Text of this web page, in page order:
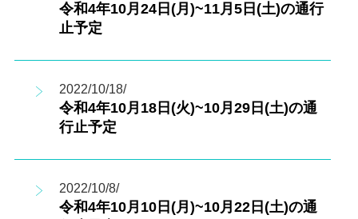
令和4年10月24日(月)~11月5日(土)の通行
止予定
2022/10/18/
令和4年10月18日(火)~10月29日(土)の通
行止予定
2022/10/8/
令和4年10月10日(月)~10月22日(土)の通